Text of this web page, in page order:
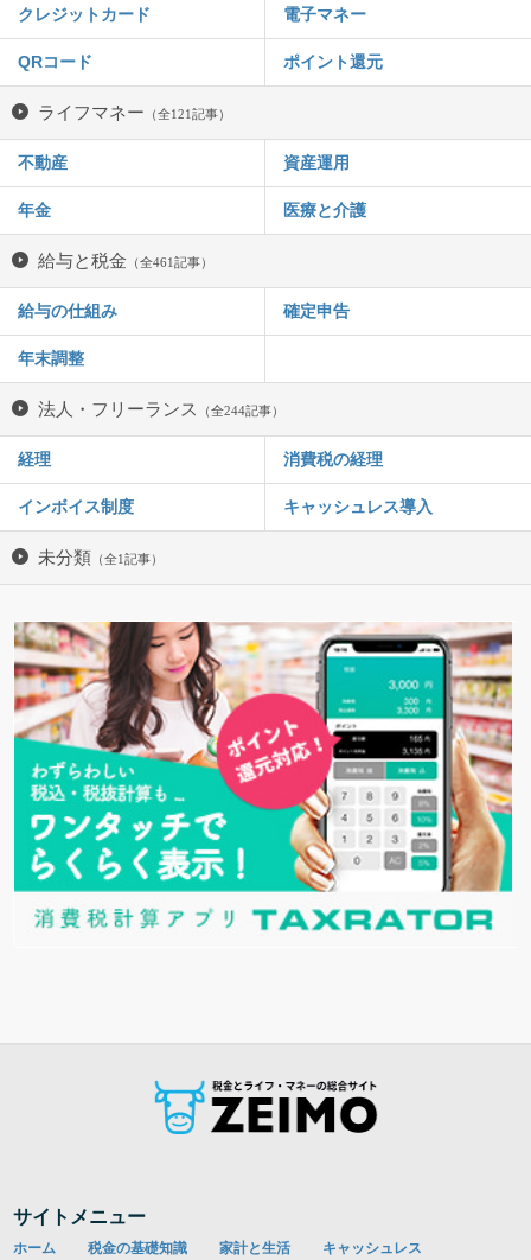
クレジットカード 電子マネー
QRコード ポイント還元
ライフマネー （全121記事）
不動産 資産運用
年金 医療と介護
給与と税金 （全461記事）
給与の仕組み 確定申告
年末調整
法人・フリーランス （全244記事）
経理 消費税の経理
インボイス制度 キャッシュレス導入
未分類 （全1記事）
サイトメニュー
ホーム 税金の基礎知識 家計と生活 キャッシュレス